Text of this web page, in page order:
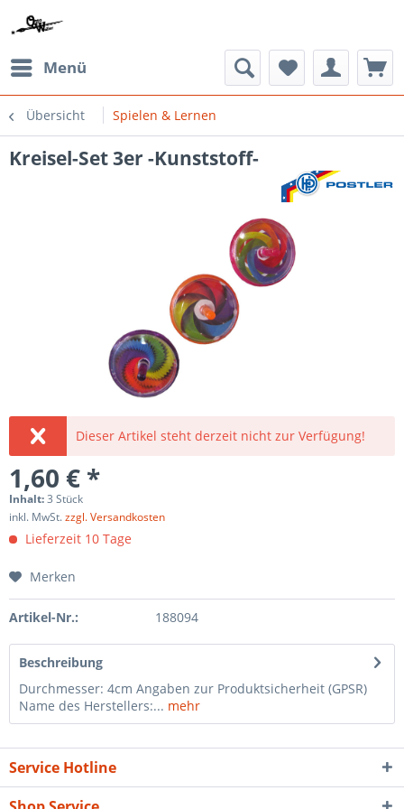
Menü
Übersicht Spielen & Lernen
Kreisel-Set 3er -Kunststoff-
Dieser Artikel steht derzeit nicht zur Verfügung!
1,60 € *
Inhalt:3 Stück
inkl. MwSt.zzgl. Versandkosten
Lieferzeit 10 Tage
Merken
Artikel-Nr.: 188094
Beschreibung
Durchmesser: 4cm Angaben zur Produktsicherheit (GPSR)
Name des Herstellers:... mehr
Service Hotline